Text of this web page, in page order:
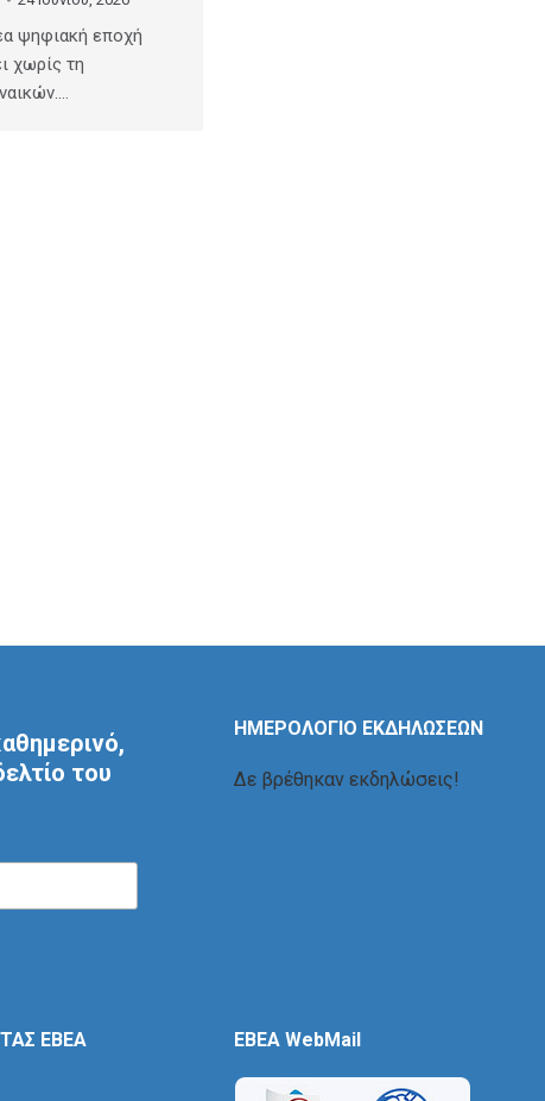
ψηφιακή εποχή
χωρίς τη
του
ΗΜΕΡΟΛΟΓΙΟ ΕΚΔΗΛΩΣΕΩΝ
Δε βρέθηκαν εκδηλώσεις!
ΕΒΕΑ EBEA WebMail